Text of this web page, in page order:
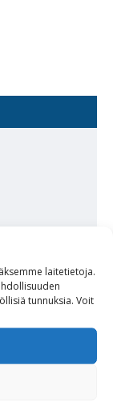
laitetietoja.
tunnuksia. Voit